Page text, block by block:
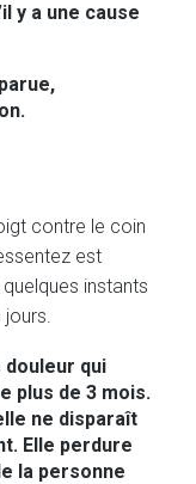
y a une cause
contre le coin
est
instants
douleur qui
plus de 3 mois.
ne disparaît
Elle perdure
la personne